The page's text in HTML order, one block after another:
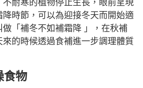
不耐寒的植物停止生長，眼前呈現
時節，可以為迎接冬天而開始適
做「補冬不如補霜降 」，在秋補
來的時候透過食補進一步調理體質
食物